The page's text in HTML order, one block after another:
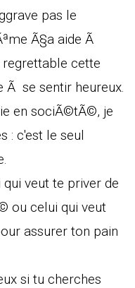
pas le
Ã§a aide Ã
cette
se sentir heureux.
en sociÃ©tÃ©, je
: c'est le seul
veut te priver de
ou celui qui veut
assurer ton pain
si tu cherches